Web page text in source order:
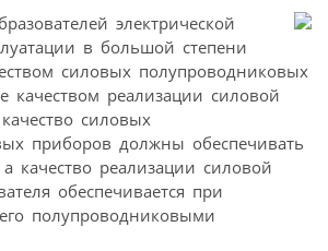
электрической
в большой степени
силовых полупроводниковых
качеством реализации силовой
силовых
приборов должны обеспечивать
качество реализации силовой
обеспечивается при
полупроводниковыми